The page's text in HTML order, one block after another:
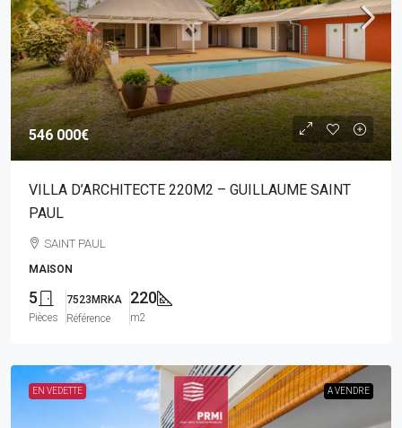
546 000€
VILLA D’ARCHITECTE 220M2 – GUILLAUME SAINT
PAUL
SAINT PAUL
MAISON
5
Pièces
7523MRKA
Référence
220
m2
EN VEDETTE A VENDRE